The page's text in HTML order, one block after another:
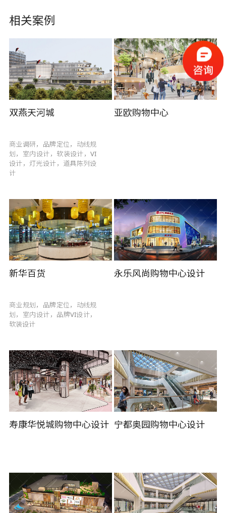
相关案例
双燕天河城
商业调研，品牌定位，动线规
划，室内设计，软装设计，VI
设计，灯光设计，道具陈列设
计
亚欧购物中心
新华百货
商业规划，品牌定位，动线规
划，室内设计，品牌VI设计，
软装设计
永乐风尚购物中心设计
寿康华悦城购物中心设计 宁都奥园购物中心设计